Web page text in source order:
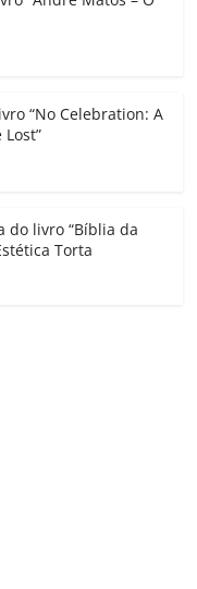
“No Celebration: A
do livro “Bíblia da
Torta